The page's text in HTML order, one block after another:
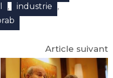
, industrie ,
Article suivant